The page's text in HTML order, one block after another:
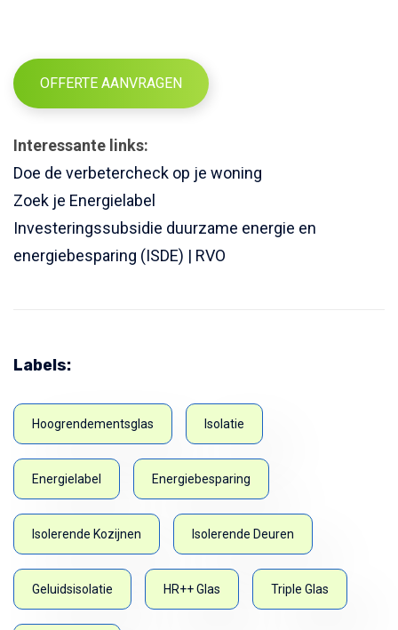
OFFERTE AANVRAGEN
Interessante links:
Doe de verbetercheck op je woning
Zoek je Energielabel
Investeringssubsidie duurzame energie en
energiebesparing (ISDE) | RVO
Labels:
Hoogrendementsglas Isolatie
Energielabel Energiebesparing
Isolerende Kozijnen Isolerende Deuren
Geluidsisolatie HR++ Glas Triple Glas